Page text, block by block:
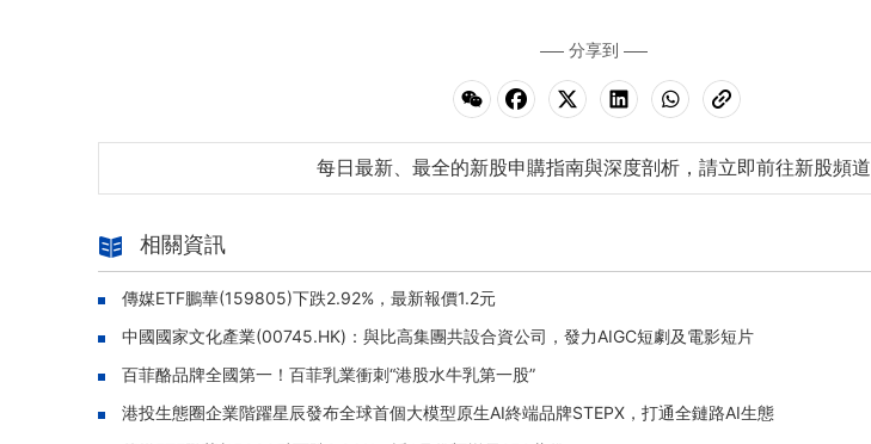
分享到
每日最新、最全的新股申購指南與深度剖析，請立即前往新股頻道
相關資訊
傳媒ETF鵬華(159805)下跌2.92%，最新報價1.2元
中國國家文化產業(00745.HK)：與比高集團共設合資公司，發力AIGC短劇及電影短片
百菲酪品牌全國第一！百菲乳業衝刺“港股水牛乳第一股”
港投生態圈企業階躍星辰發布全球首個大模型原生AI終端品牌STEPX，打通全鏈路AI生態